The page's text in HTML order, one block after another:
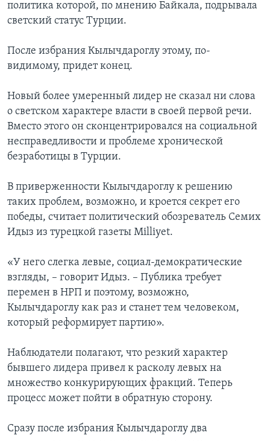
политика которой, по мнению Байкала, подрывала
светский статус Турции.
После избрания Кылычдароглу этому, по-
видимому, придет конец.
Новый более умеренный лидер не сказал ни слова
о светском характере власти в своей первой речи.
Вместо этого он сконцентрировался на социальной
несправедливости и проблеме хронической
безработицы в Турции.
В приверженности Кылычдароглу к решению
таких проблем, возможно, и кроется секрет его
победы, считает политический обозреватель Семих
Идыз из турецкой газеты Milliyet.
«У него слегка левые, социал-демократические
взгляды, – говорит Идыз. – Публика требует
перемен в НРП и поэтому, возможно,
Кылычдароглу как раз и станет тем человеком,
который реформирует партию».
Наблюдатели полагают, что резкий характер
бывшего лидера привел к расколу левых на
множество конкурирующих фракций. Теперь
процесс может пойти в обратную сторону.
Сразу после избрания Кылычдароглу два